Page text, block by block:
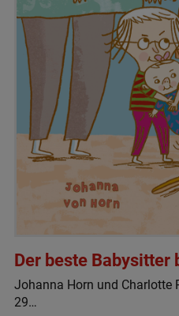
Der beste Babysitter
Johanna Horn und Charlotte
29…